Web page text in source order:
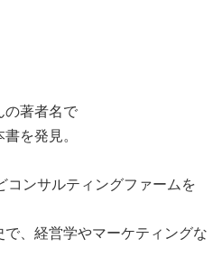
の著者名で
を発見。
コンサルティングファームを
、経営学やマーケティングな